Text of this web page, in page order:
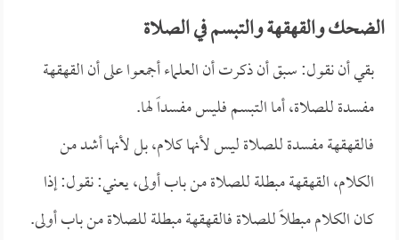
الضحك والقهقهة والتبسم في الصلاة
بقي أن نقول: سبق أن ذكرت أن العلماء أجمعوا على أن القهقهة
مفسدة للصلاة، أما التبسم فليس مفسداً لها.
فالقهقهة مفسدة للصلاة ليس لأنها كلام، بل لأنها أشد من
الكلام، القهقهة مبطلة للصلاة من باب أولى، يعني: نقول: إذا
كان الكلام مبطلاً للصلاة فالقهقهة مبطلة للصلاة من باب أولى.